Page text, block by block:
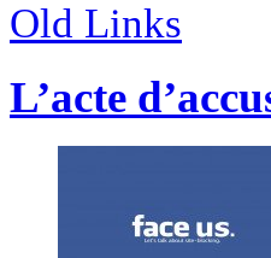
Old Links
L’acte